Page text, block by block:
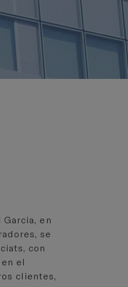
en
se
con
el
clientes,